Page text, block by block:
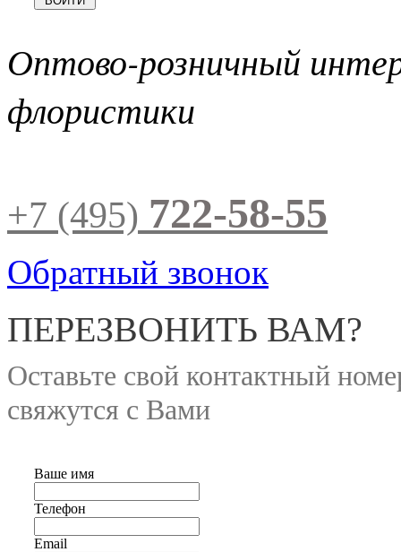
Оптово-розничный
флористики
+7 (495) 722-58-55
Обратный звонок
ПЕРЕЗВОНИТЬ ВАМ?
Оставьте свой контактный
свяжутся с Вами
Ваше имя
Телефон
Email